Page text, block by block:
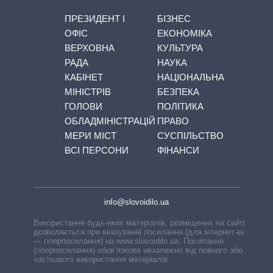
ПРЕЗИДЕНТ І
ОФІС
ВЕРХОВНА
РАДА
КАБІНЕТ
МІНІСТРІВ
ГОЛОВИ
ОБЛАДМІНІСТРАЦІЙ
МЕРИ МІСТ
ВСІ ПЕРСОНИ
БІЗНЕС
ЕКОНОМІКА
КУЛЬТУРА
НАУКА
НАЦІОНАЛЬНА
БЕЗПЕКА
ПОЛІТИКА
ПРАВО
СУСПІЛЬСТВО
ФІНАНСИ
info@slovoidilo.ua
Використання будь-яких матеріалів, розміщених на сайті,
дозволяється при вказуванні посилання (для інтернет-видань
— гіперпосилання) на www.slovoidilo.ua. Посилання
(гіперпосилання) обов’язкове незалежно від повного або
часткового використання матеріалів.